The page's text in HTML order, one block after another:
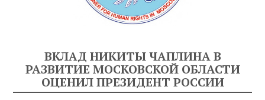
ВКЛАД НИКИТЫ ЧАПЛИНА В
РАЗВИТИЕ МОСКОВСКОЙ ОБЛАСТИ
ОЦЕНИЛ ПРЕЗИДЕНТ РОССИИ